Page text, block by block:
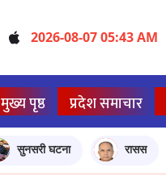
2026-08-07 05:43 AM
मुख्य पृष्ठ प्रदेश समाचार
सुनसरी घटना रासस